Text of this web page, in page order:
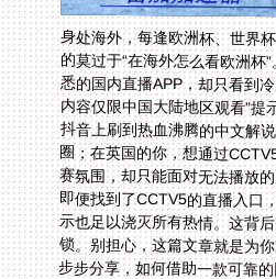
身处海外，每逢欧洲杯、世界
的莫过于“在海外怎么看欧洲杯
悉的国内直播APP，却只看到
内容仅限中国大陆地区观看”
抖音上刷到热血沸腾的中文
圈；在英国的你，想通过
赛氛围，却只能面对无法播放
即便找到了CCTV5的直播入口
示也足以浇灭所有热情。这背
锁。别担心，这篇文章就是为
步步分享，如何借助一款可靠
些困扰，让你在世界的任何角